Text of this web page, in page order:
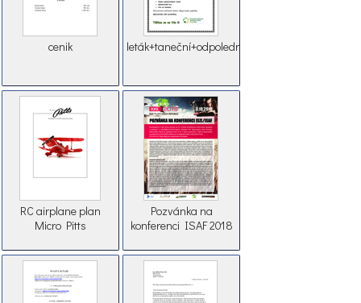
cenik leták+taneční+odpoledne
RC airplane plan
Micro Pitts
Pozvánka na
konferenci ISAF 2018